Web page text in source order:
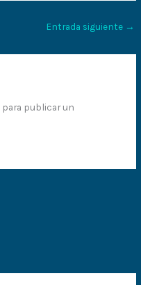
Entrada siguiente →
para publicar un